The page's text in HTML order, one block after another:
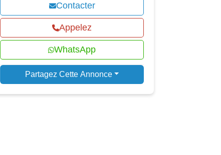
Contacter
Appelez
WhatsApp
Partagez Cette Annonce